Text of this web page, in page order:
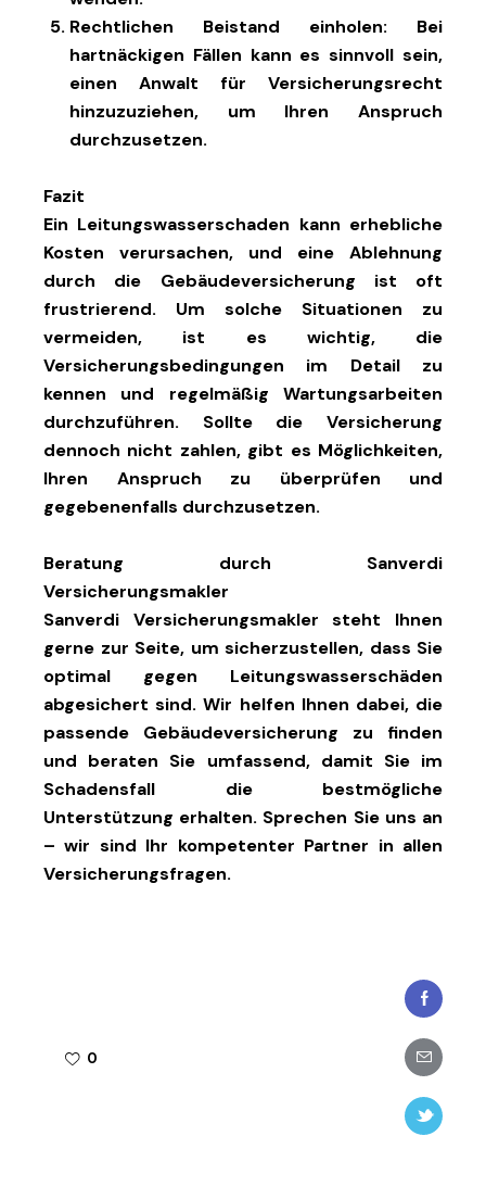
Rechtlichen Beistand einholen: Bei
hartnäckigen Fällen kann es sinnvoll sein,
einen Anwalt für Versicherungsrecht
hinzuzuziehen, um Ihren Anspruch
durchzusetzen.
Fazit
Ein Leitungswasserschaden kann erhebliche
Kosten verursachen, und eine Ablehnung
durch die Gebäudeversicherung ist oft
frustrierend. Um solche Situationen zu
vermeiden, ist es wichtig, die
Versicherungsbedingungen im Detail zu
kennen und regelmäßig Wartungsarbeiten
durchzuführen. Sollte die Versicherung
dennoch nicht zahlen, gibt es Möglichkeiten,
Ihren Anspruch zu überprüfen und
gegebenenfalls durchzusetzen.
Beratung durch Sanverdi
Versicherungsmakler
Sanverdi Versicherungsmakler steht Ihnen
gerne zur Seite, um sicherzustellen, dass Sie
optimal gegen Leitungswasserschäden
abgesichert sind. Wir helfen Ihnen dabei, die
passende Gebäudeversicherung zu finden
und beraten Sie umfassend, damit Sie im
Schadensfall die bestmögliche
Unterstützung erhalten. Sprechen Sie uns an
– wir sind Ihr kompetenter Partner in allen
Versicherungsfragen.
0
Facebook
Share-
email
Twitter-